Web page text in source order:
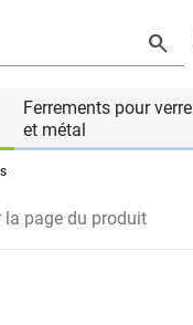
Ferrements pour verre
et métal
la page du produit